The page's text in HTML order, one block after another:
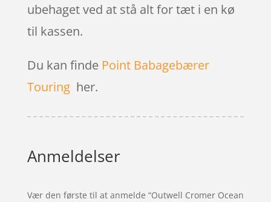
ubehaget ved at stå alt for tæt i en kø
til kassen.
Du kan finde Point Babagebærer
Touringher.
Anmeldelser
Vær den første til at anmelde “Outwell Cromer Ocean